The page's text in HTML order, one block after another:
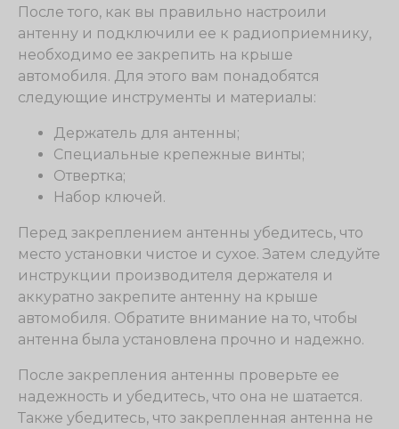
После того, как вы правильно настроили
антенну и подключили ее к радиоприемнику,
необходимо ее закрепить на крыше
автомобиля. Для этого вам понадобятся
следующие инструменты и материалы:
Держатель для антенны;
Специальные крепежные винты;
Отвертка;
Набор ключей.
Перед закреплением антенны убедитесь, что
место установки чистое и сухое. Затем следуйте
инструкции производителя держателя и
аккуратно закрепите антенну на крыше
автомобиля. Обратите внимание на то, чтобы
антенна была установлена прочно и надежно.
После закрепления антенны проверьте ее
надежность и убедитесь, что она не шатается.
Также убедитесь, что закрепленная антенна не